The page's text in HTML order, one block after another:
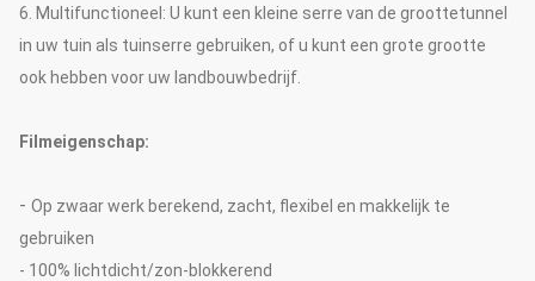
6. Multifunctioneel: U kunt een kleine serre van de groottetunnel
in uw tuin als tuinserre gebruiken, of u kunt een grote grootte
ook hebben voor uw landbouwbedrijf.
Filmeigenschap:
- Op zwaar werk berekend, zacht, flexibel en makkelijk te
gebruiken
- 100% lichtdicht/zon-blokkerend